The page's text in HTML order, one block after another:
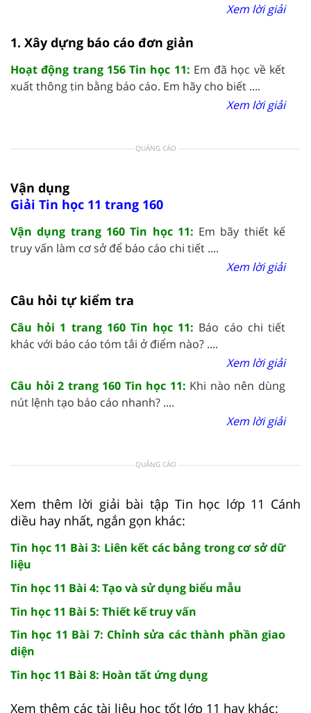
Xem lời giải
1. Xây dựng báo cáo đơn giản
Hoạt động trang 156 Tin học 11: Em đã học về kết
xuất thông tin bằng báo cáo. Em hãy cho biết ....
Xem lời giải
QUẢNG CÁO
Vận dụng
Giải Tin học 11 trang 160
Vận dụng trang 160 Tin học 11: Em bãy thiết kế
truy vấn làm cơ sở để báo cáo chi tiết ....
Xem lời giải
Câu hỏi tự kiểm tra
Câu hỏi 1 trang 160 Tin học 11: Báo cáo chi tiết
khác với báo cáo tóm tắi ở điểm nào? ....
Xem lời giải
Câu hỏi 2 trang 160 Tin học 11: Khi nào nên dùng
nút lệnh tạo báo cáo nhanh? ....
Xem lời giải
QUẢNG CÁO
Xem thêm lời giải bài tập Tin học lớp 11 Cánh
diều hay nhất, ngắn gọn khác:
Tin học 11 Bài 3: Liên kết các bảng trong cơ sở dữ
liệu
Tin học 11 Bài 4: Tạo và sử dụng biểu mẫu
Tin học 11 Bài 5: Thiết kế truy vấn
Tin học 11 Bài 7: Chỉnh sửa các thành phần giao
diện
Tin học 11 Bài 8: Hoàn tất ứng dụng
Xem thêm các tài liệu học tốt lớp 11 hay khác: